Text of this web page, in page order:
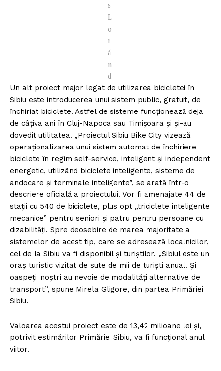
s
L
o
r
á
n
d
Un alt proiect major legat de utilizarea bicicletei în
Sibiu este introducerea unui sistem public, gratuit, de
închiriat biciclete. Astfel de sisteme funcționează deja
de câțiva ani în Cluj-Napoca sau Timișoara și și-au
dovedit utilitatea. „Proiectul Sibiu Bike City vizează
operaționalizarea unui sistem automat de închiriere
biciclete în regim self-service, inteligent și independent
energetic, utilizând biciclete inteligente, sisteme de
andocare și terminale inteligente”, se arată într-o
descriere oficială a proiectului. Vor fi amenajate 44 de
stații cu 540 de biciclete, plus opt „triciclete inteligente
mecanice” pentru seniori și patru pentru persoane cu
dizabilități. Spre deosebire de marea majoritate a
sistemelor de acest tip, care se adresează localnicilor,
cel de la Sibiu va fi disponibil și turiștilor. „Sibiul este un
oraș turistic vizitat de sute de mii de turiști anual. Și
oaspeții noștri au nevoie de modalități alternative de
transport”, spune Mirela Gligore, din partea Primăriei
Sibiu.
Valoarea acestui proiect este de 13,42 milioane lei și,
potrivit estimărilor Primăriei Sibiu, va fi funcțional anul
viitor.